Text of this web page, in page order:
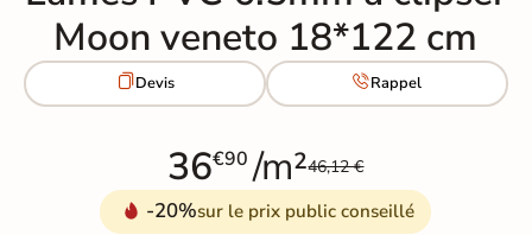
Moon veneto 18*122 cm
Devis Rappel
36€90 /m²46,12 €
-20%sur le prix public conseillé